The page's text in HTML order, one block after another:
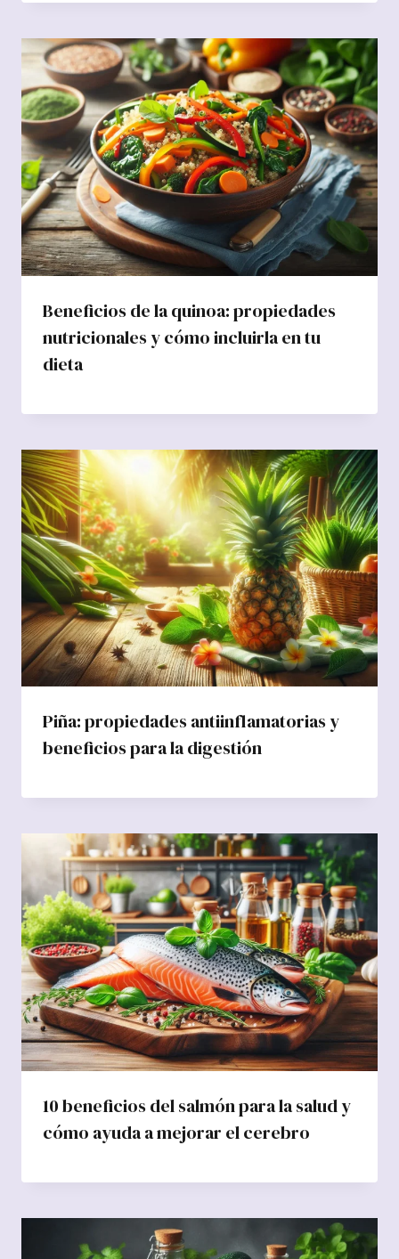
Beneficios de la quinoa: propiedades
nutricionales y cómo incluirla en tu
dieta
Piña: propiedades antiinflamatorias y
beneficios para la digestión
10 beneficios del salmón para la salud y
cómo ayuda a mejorar el cerebro